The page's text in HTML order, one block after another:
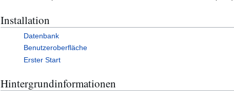
Installation
Datenbank
Benutzeroberfläche
Erster Start
Hintergrundinformationen